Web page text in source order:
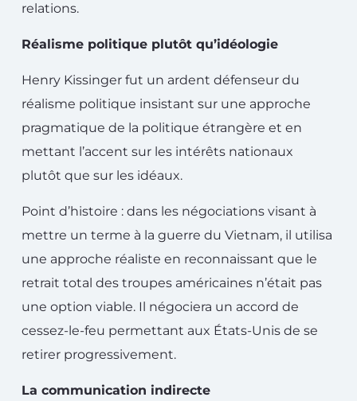
relations.
Réalisme politique plutôt qu’idéologie
Henry Kissinger fut un ardent défenseur du
réalisme politique insistant sur une approche
pragmatique de la politique étrangère et en
mettant l’accent sur les intérêts nationaux
plutôt que sur les idéaux.
Point d’histoire : dans les négociations visant à
mettre un terme à la guerre du Vietnam, il utilisa
une approche réaliste en reconnaissant que le
retrait total des troupes américaines n’était pas
une option viable. Il négociera un accord de
cessez-le-feu permettant aux États-Unis de se
retirer progressivement.
La communication indirecte